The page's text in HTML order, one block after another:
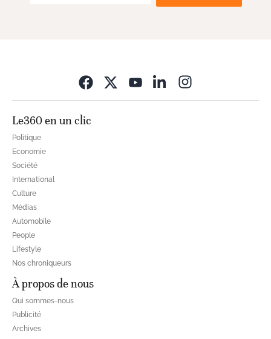
Le360 en un clic
Politique
Economie
Société
International
Culture
Médias
Automobile
People
Lifestyle
Nos chroniqueurs
À propos de nous
Qui sommes-nous
Publicité
Archives